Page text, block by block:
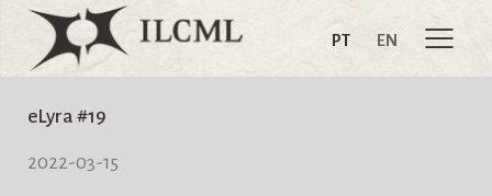
PT EN
eLyra #19
2022-03-15